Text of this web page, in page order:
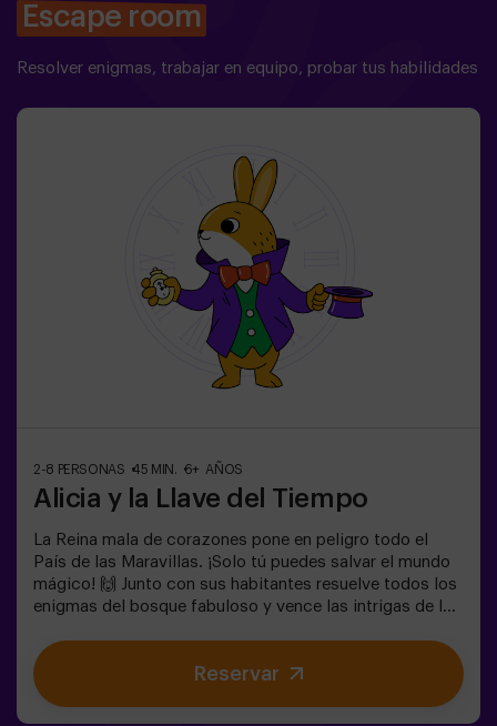
Escape room
Resolver enigmas, trabajar en equipo, probar tus habilidades
2-8 PERSONAS 45 MIN. 6+ AÑOS
Alicia y la Llave del Tiempo
La Reina mala de corazones pone en peligro todo el
País de las Maravillas. ¡Solo tú puedes salvar el mundo
mágico! 🙌 Junto con sus habitantes resuelve todos los
enigmas del bosque fabuloso y vence las intrigas de la
cautivante de tu vida con Alicia y el conejo? 🐇Es un
juego de escape destinado para niños a partir de 6 años
también! Tenemos posibilidad de reservar un espacio
Reservar